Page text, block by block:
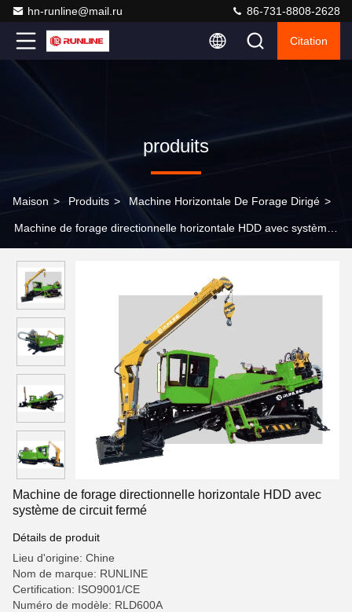
hn-runline@mail.ru 86-731-8808-2628
Citation
produits
Maison > Produits > Machine Horizontale De Forage Dirigé >
Machine de forage directionnelle horizontale HDD avec système
Machine de forage directionnelle horizontale HDD avec
système de circuit fermé
Détails de produit
Lieu d'origine: Chine
Nom de marque: RUNLINE
Certification: ISO9001/CE
Numéro de modèle: RLD600A